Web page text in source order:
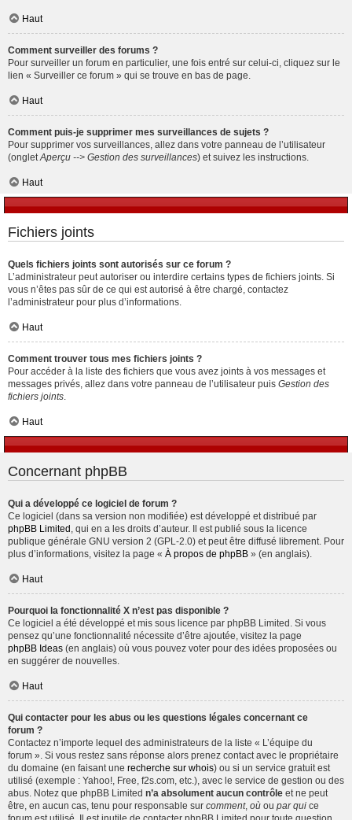
Haut
Comment surveiller des forums ?
Pour surveiller un forum en particulier, une fois entré sur celui-ci, cliquez sur le
lien « Surveiller ce forum » qui se trouve en bas de page.
Haut
Comment puis-je supprimer mes surveillances de sujets ?
Pour supprimer vos surveillances, allez dans votre panneau de l’utilisateur
(onglet Aperçu --> Gestion des surveillances) et suivez les instructions.
Haut
Fichiers joints
Quels fichiers joints sont autorisés sur ce forum ?
L’administrateur peut autoriser ou interdire certains types de fichiers joints. Si
vous n’êtes pas sûr de ce qui est autorisé à être chargé, contactez
l’administrateur pour plus d’informations.
Haut
Comment trouver tous mes fichiers joints ?
Pour accéder à la liste des fichiers que vous avez joints à vos messages et
messages privés, allez dans votre panneau de l’utilisateur puis Gestion des
fichiers joints
Haut
Concernant phpBB
Qui a développé ce logiciel de forum ?
Ce logiciel (dans sa version non modifiée) est développé et distribué par
phpBB Limited , qui en a les droits d’auteur. Il est publié sous la licence
publique générale GNU version 2 (GPL-2.0) et peut être diffusé librement. Pour
plus d’informations, visitez la page « À propos de phpBB » (en anglais).
Haut
Pourquoi la fonctionnalité X n’est pas disponible ?
Ce logiciel a été développé et mis sous licence par phpBB Limited. Si vous
pensez qu’une fonctionnalité nécessite d’être ajoutée, visitez la page
phpBB Ideas (en anglais) où vous pouvez voter pour des idées proposées ou
en suggérer de nouvelles.
Haut
Qui contacter pour les abus ou les questions légales concernant ce
forum ?
Contactez n’importe lequel des administrateurs de la liste « L’équipe du
forum ». Si vous restez sans réponse alors prenez contact avec le propriétaire
du domaine (en faisant une recherche sur whois) ou si un service gratuit est
utilisé (exemple : Yahoo!, Free, f2s.com, etc.), avec le service de gestion ou des
abus. Notez que phpBB Limited n’a absolument aucun contrôle et ne peut
être, en aucun cas, tenu pour responsable sur comment, où ou par qui ce